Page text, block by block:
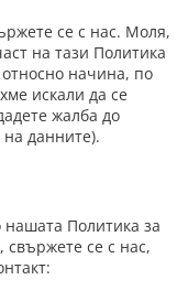
се с нас. Моля,
на тази Политика
начина, по
искали да се
жалба до
данните).
Политика за
свържете се с нас,